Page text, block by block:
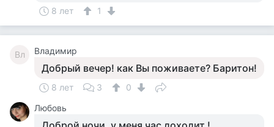
8 лет 1
Вл Владимир
Добрый вечер! как Вы поживаете? Баритон!
8 лет 3
0
Любовь